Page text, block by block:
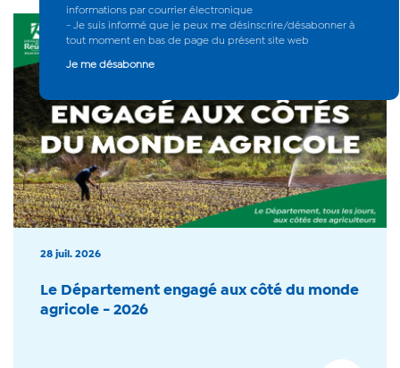
28 juil. 2026
Le Département engagé aux côté du monde
agricole - 2026